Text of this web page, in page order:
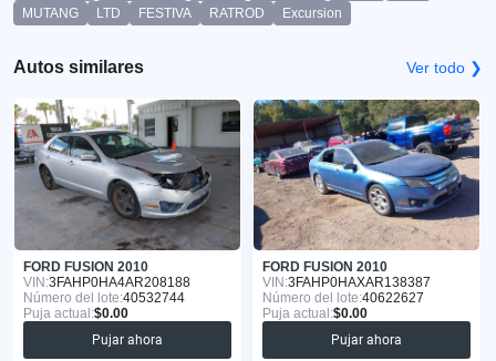
MUTANG
LTD FESTIVA RATROD Excursion
Autos similares Ver todo ❯
FORD FUSION 2010
VIN:3FAHP0HA4AR208188
Número del lote:40532744
Puja actual:$0.00
Pujar ahora
FORD FUSION 2010
VIN:3FAHP0HAXAR138387
Número del lote:40622627
Puja actual:$0.00
Pujar ahora